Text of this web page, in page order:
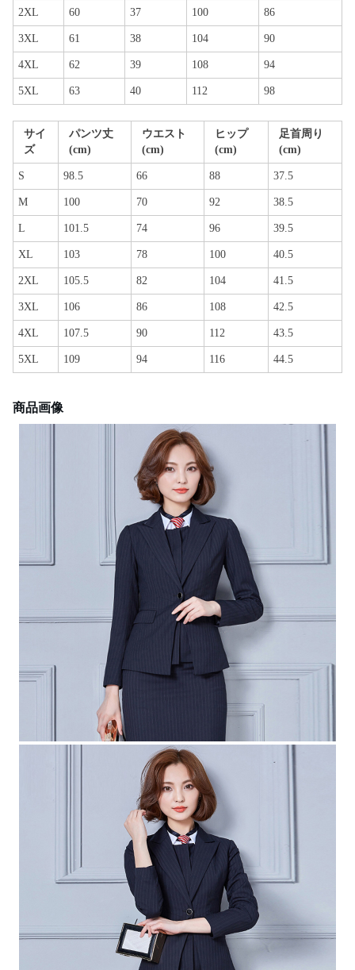
2XL 60 37 100 86
3XL 61 38 104 90
4XL 62 39 108 94
5XL 63 40 112 98
サイ
ズ
パンツ丈
(cm)
ウエスト
(cm)
ヒップ
(cm)
足首周り
(cm)
S 98.5 66 88 37.5
M 100 70 92 38.5
L 101.5 74 96 39.5
XL 103 78 100 40.5
2XL 105.5 82 104 41.5
3XL 106 86 108 42.5
4XL 107.5 90 112 43.5
5XL 109 94 116 44.5
商品画像